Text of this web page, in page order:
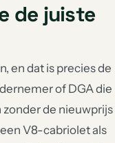
de juiste
en dat is precies de
of DGA die
zonder de nieuwprijs
V8-cabriolet als